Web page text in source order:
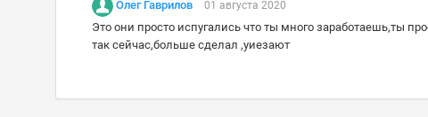
Олег Гаврилов 01 августа 2020
Это они просто испугались что ты много заработаешь,ты
так сейчас,больше сделал ,уиезают